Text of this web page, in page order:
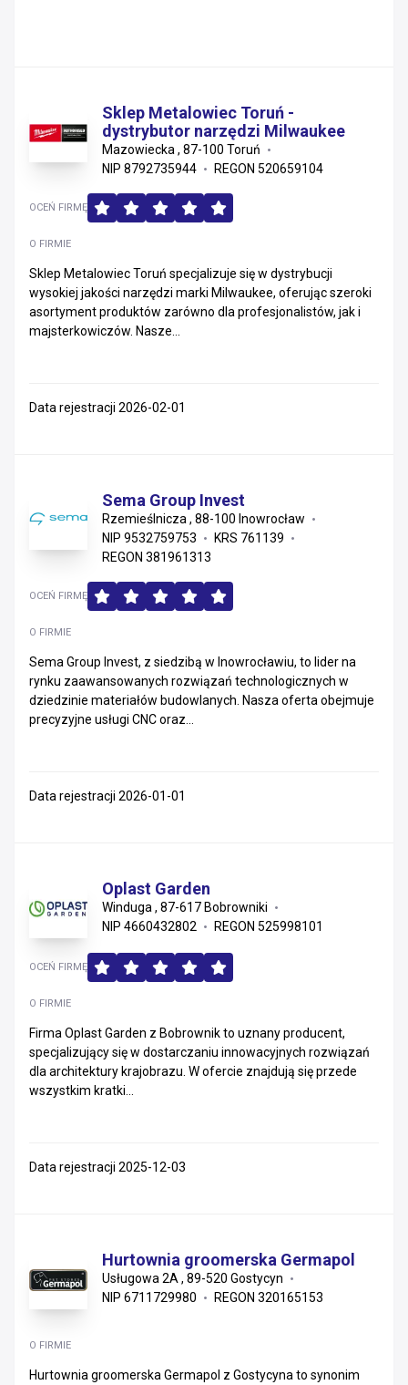
Sklep Metalowiec Toruń -
dystrybutor narzędzi Milwaukee
Mazowiecka , 87-100 Toruń
NIP 8792735944
REGON 520659104
O FIRMIE
Sklep Metalowiec Toruń specjalizuje się w dystrybucji
wysokiej jakości narzędzi marki Milwaukee, oferując szeroki
asortyment produktów zarówno dla profesjonalistów, jak i
majsterkowiczów. Nasze...
OCEŃ FIRMĘ
Data rejestracji 2026-02-01
Sema Group Invest
Rzemieślnicza , 88-100 Inowrocław
NIP 9532759753
KRS 761139
REGON 381961313
O FIRMIE
Sema Group Invest, z siedzibą w Inowrocławiu, to lider na
rynku zaawansowanych rozwiązań technologicznych w
dziedzinie materiałów budowlanych. Nasza oferta obejmuje
precyzyjne usługi CNC oraz...
OCEŃ FIRMĘ
Data rejestracji 2026-01-01
Oplast Garden
Winduga , 87-617 Bobrowniki
NIP 4660432802
REGON 525998101
O FIRMIE
Firma Oplast Garden z Bobrownik to uznany producent,
specjalizujący się w dostarczaniu innowacyjnych rozwiązań
dla architektury krajobrazu. W ofercie znajdują się przede
wszystkim kratki...
OCEŃ FIRMĘ
Data rejestracji 2025-12-03
Hurtownia groomerska Germapol
Usługowa 2A , 89-520 Gostycyn
NIP 6711729980
REGON 320165153
O FIRMIE
Hurtownia groomerska Germapol z Gostycyna to synonim